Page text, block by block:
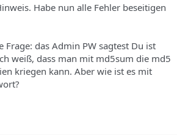
Habe nun alle Fehler beseitigen
Frage: das Admin PW sagtest Du ist
weiß, dass man mit md5sum die md5
kriegen kann. Aber wie ist es mit